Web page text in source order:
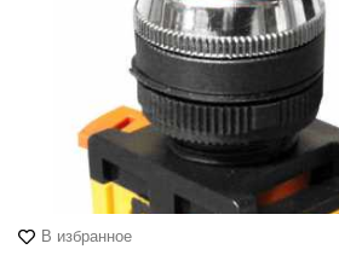
В избранное